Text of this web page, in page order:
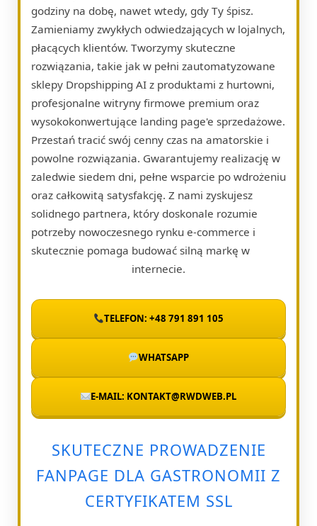
godziny na dobę, nawet wtedy, gdy Ty śpisz.
Zamieniamy zwykłych odwiedzających w lojalnych,
płacących klientów. Tworzymy skuteczne
rozwiązania, takie jak w pełni zautomatyzowane
sklepy Dropshipping AI z produktami z hurtowni,
profesjonalne witryny firmowe premium oraz
wysokokonwertujące landing page'e sprzedażowe.
Przestań tracić swój cenny czas na amatorskie i
powolne rozwiązania. Gwarantujemy realizację w
zaledwie siedem dni, pełne wsparcie po wdrożeniu
oraz całkowitą satysfakcję. Z nami zyskujesz
solidnego partnera, który doskonale rozumie
potrzeby nowoczesnego rynku e-commerce i
skutecznie pomaga budować silną markę w
internecie.
TELEFON: +48 791 891 105
WHATSAPP
E-MAIL: KONTAKT@RWDWEB.PL
SKUTECZNE PROWADZENIE
FANPAGE DLA GASTRONOMII Z
CERTYFIKATEM SSL